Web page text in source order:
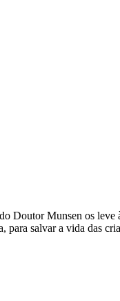
Doutor Munsen os
salvar a vida das